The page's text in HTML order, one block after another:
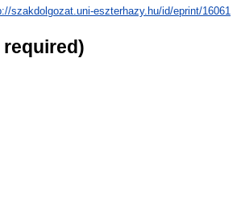
szakdolgozat.uni-eszterhazy.hu/id/eprint/16061